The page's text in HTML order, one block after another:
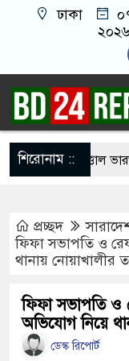
ঢাকা
শিরোনাম ::
আবারো উত্তাল ভারত
লাখ টাকা ছিনতাই
সমঝোতা শেষে
পথে, কমিটি যাবে সেই
প্রচ্ছদ
ফিফা সভাপতি ও
থানায় নোয়াখালীর
ফিফা সভাপতি ও
অভিযোগ নিয়ে
ডেস্ক রিপোর্ট